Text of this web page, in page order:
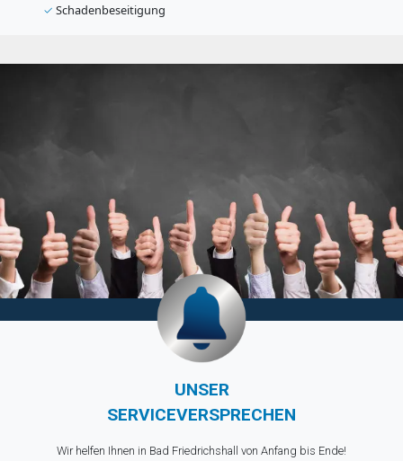
✓ Schadenbeseitigung
UNSER
SERVICEVERSPRECHEN
Wir helfen Ihnen in Bad Friedrichshall von Anfang bis Ende!